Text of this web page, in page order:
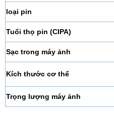
loại pin
Tuổi thọ pin (CIPA)
Sạc trong máy ảnh
Kích thước cơ thể
Trọng lượng máy ảnh